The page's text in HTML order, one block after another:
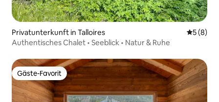
Privatunterkunft in Talloires
5 (8)
Authentisches Chalet • Seeblick • Natur & Ruhe
Gäste-Favorit
Gäste-Favorit